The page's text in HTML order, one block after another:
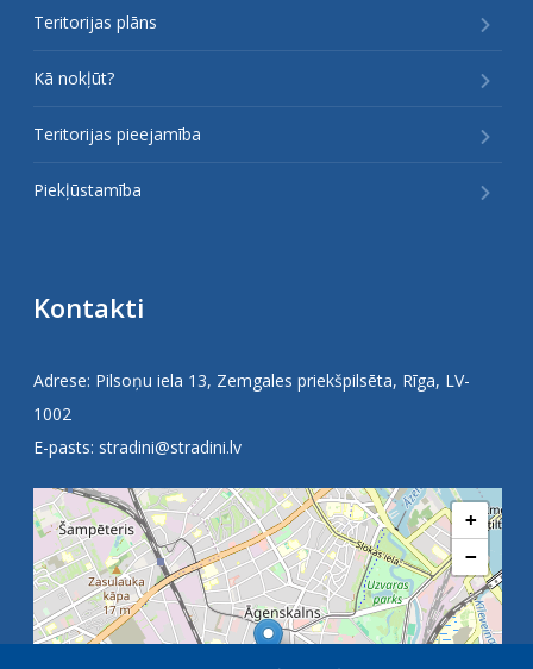
Teritorijas plāns
Kā nokļūt?
Teritorijas pieejamība
Piekļūstamība
Kontakti
Adrese: Pilsoņu iela 13, Zemgales priekšpilsēta, Rīga, LV-
1002
E-pasts: stradini@stradini.lv
+
−